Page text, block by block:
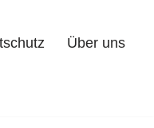
Über uns